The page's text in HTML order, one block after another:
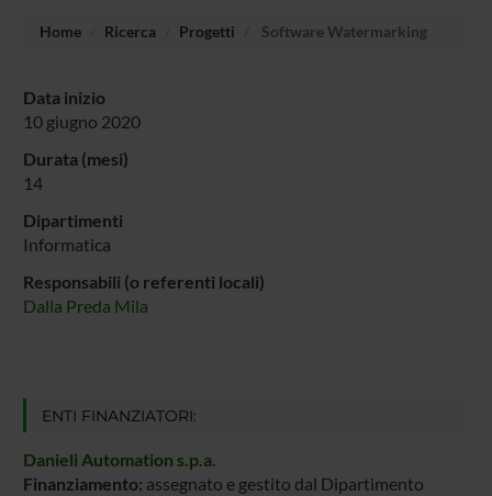
Home Ricerca Progetti Software Watermarking
Data inizio
10 giugno 2020
Durata (mesi)
14
Dipartimenti
Informatica
Responsabili (o referenti locali)
Dalla Preda Mila
ENTI FINANZIATORI:
Danieli Automation s.p.a.
Finanziamento: assegnato e gestito dal Dipartimento